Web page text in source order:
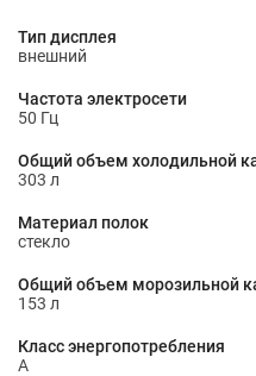
Тип дисплея
внешний
Частота электросети
50 Гц
Общий объем холодильной
303 л
Материал полок
стекло
Общий объем морозильной
153 л
Класс энергопотребления
A